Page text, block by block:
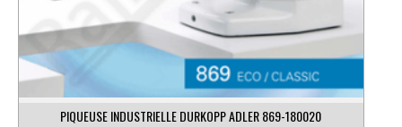
PIQUEUSE INDUSTRIELLE DURKOPP ADLER 869-180020